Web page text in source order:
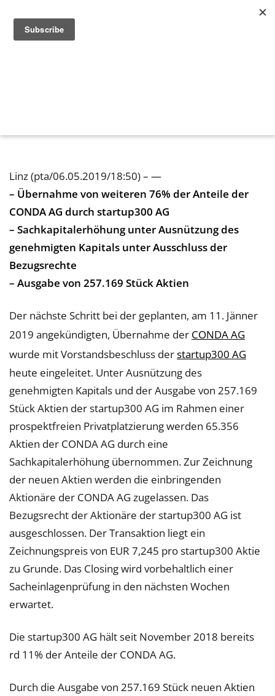
Linz (pta/06.05.2019/18:50) – —
– Übernahme von weiteren 76% der Anteile der
CONDA AG durch startup300 AG
– Sachkapitalerhöhung unter Ausnützung des
genehmigten Kapitals unter Ausschluss der
Bezugsrechte
– Ausgabe von 257.169 Stück Aktien
Der nächste Schritt bei der geplanten, am 11. Jänner
2019 angekündigten, Übernahme der CONDA AG
wurde mit Vorstandsbeschluss derstartup300 AG
heute eingeleitet. Unter Ausnützung des
genehmigten Kapitals und der Ausgabe von 257.169
Stück Aktien der startup300 AG im Rahmen einer
prospektfreien Privatplatzierung werden 65.356
Aktien der CONDA AG durch eine
Sachkapitalerhöhung übernommen. Zur Zeichnung
der neuen Aktien werden die einbringenden
Aktionäre der CONDA AG zugelassen. Das
Bezugsrecht der Aktionäre der startup300 AG ist
ausgeschlossen. Der Transaktion liegt ein
Zeichnungspreis von EUR 7,245 pro startup300 Aktie
zu Grunde. Das Closing wird vorbehaltlich einer
Sacheinlagenprüfung in den nächsten Wochen
erwartet.
Die startup300 AG hält seit November 2018 bereits
rd 11% der Anteile der CONDA AG.
Durch die Ausgabe von 257.169 Stück neuen Aktien